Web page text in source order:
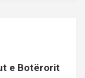
e Botërorit